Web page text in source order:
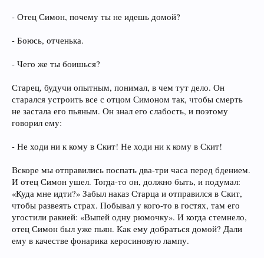
- Отец Симон, почему ты не идешь домой?
- Боюсь, отченька.
- Чего же ты боишься?
Старец, будучи опытным, понимал, в чем тут дело. Он
старался устроить все с отцом Симоном так, чтобы смерть
не застала его пьяным. Он знал его слабость, и поэтому
говорил ему:
- Не ходи ни к кому в Скит! Не ходи ни к кому в Скит!
Вскоре мы отправились поспать два-три часа перед бдением.
И отец Симон ушел. Тогда-то он, должно быть, и подумал:
«Куда мне идти?» Забыл наказ Старца и отправился в Скит,
чтобы развеять страх. Побывал у кого-то в гостях, там его
угостили ракией: «Выпей одну рюмочку». И когда стемнело,
отец Симон был уже пьян. Как ему добраться домой? Дали
ему в качестве фонарика керосиновую лампу.